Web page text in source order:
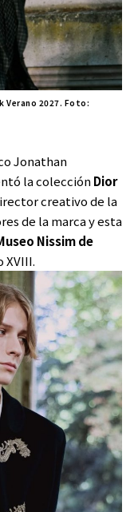
Verano 2027. Foto:
Jonathan
la colecciónDior
creativo de la
de la marca y esta
Nissim de
XVIII.